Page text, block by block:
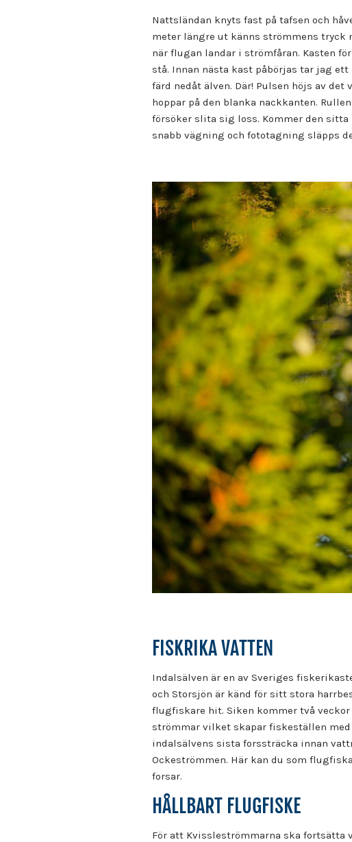
Nattsländan knyts fast på tafsen och
meter längre ut känns strömmens tryck
när flugan landar i strömfåran. Kasten
stå. Innan nästa kast påbörjas tar jag
färd nedåt älven. Där! Pulsen höjs av
hoppar på den blanka nackkanten.
försöker slita sig loss. Kommer den
snabb vägning och fototagning släpps
FISKRIKA VATTEN
Indalsälven är en av Sveriges
och Storsjön är känd för sitt stora
flugfiskare hit. Siken kommer två
strömmar vilket skapar fiskeställen
indalsälvens sista forssträcka innan
Ockeströmmen. Här kan du som
forsar.
HÅLLBART FLUGFISKE
För att Kvissleströmmarna ska